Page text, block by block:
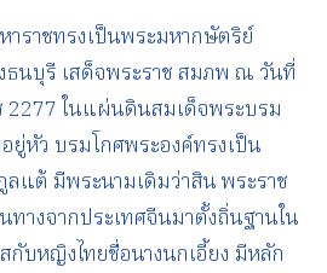
าราชทรงเป็นพระมหากษัตริย์
ธนบุรี เสด็จพระราช สมภพ ณ วันที่
2277 ในแผ่นดินสมเด็จพระบรม
ยู่หัว บรมโกศพระองค์ทรงเป็น
แต้ มีพระนามเดิมว่าสิน พระราช
ทางจากประเทศจีนมาตั้งถิ่นฐานใน
กับหญิงไทยชื่อนางนกเอี้ยง มีหลัก